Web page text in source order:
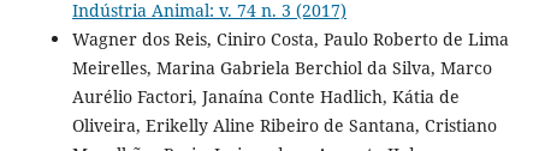
Indústria Animal: v. 74 n. 3 (2017)
Wagner dos Reis, Ciniro Costa, Paulo Roberto de Lima
Meirelles, Marina Gabriela Berchiol da Silva, Marco
Aurélio Factori, Janaína Conte Hadlich, Kátia de
Oliveira, Erikelly Aline Ribeiro de Santana, Cristiano